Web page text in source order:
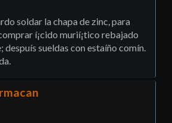
soldar la chapa de zinc, para
í¡cido murií¡tico rebajado
despuís sueldas con estaíño comín.